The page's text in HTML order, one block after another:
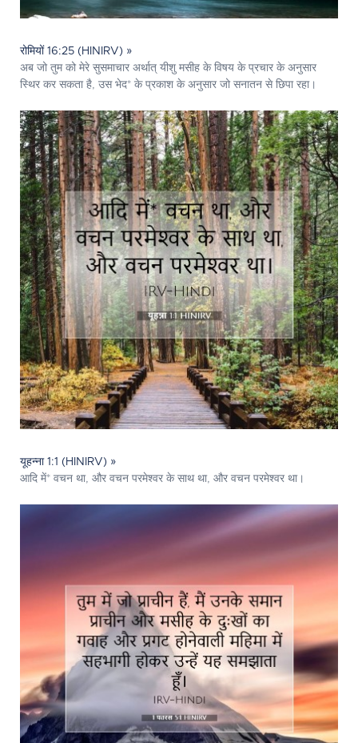
रोमियों 16:25 (HINIRV) »
अब जो तुम को मेरे सुसमाचार अर्थात् यीशु मसीह के विषय के प्रचार के अनुसार
स्थिर कर सकता है, उस भेद* के प्रकाश के अनुसार जो सनातन से छिपा रहा।
यूहन्ना 1:1 (HINIRV) »
आदि में* वचन था, और वचन परमेश्‍वर के साथ था, और वचन परमेश्‍वर था।